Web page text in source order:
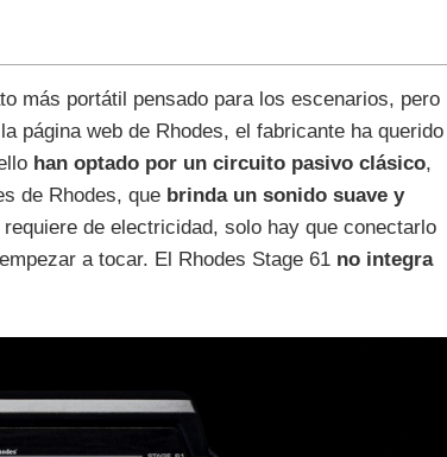
más portátil pensado para los escenarios, pero
página web de Rhodes, el fabricante ha querido
han optado por un circuito pasivo clásico,
de Rhodes, que brinda un sonido suave y
de electricidad, solo hay que conectarlo
a tocar. El Rhodes Stage 61 no integra